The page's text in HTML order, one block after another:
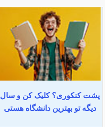
پشت کنکوری؟ کلیک کن و سال
دیگه تو بهترین دانشگاه هستی